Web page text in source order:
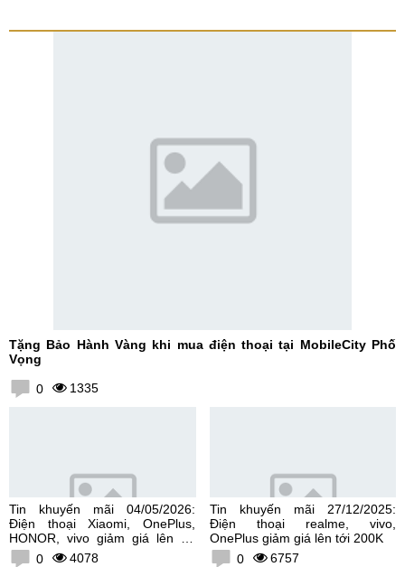
Tặng Bảo Hành Vàng khi mua điện thoại tại MobileCity Phố
Vọng
0 1335
Tin khuyến mãi 04/05/2026:
Điện thoại Xiaomi, OnePlus,
HONOR, vivo giảm giá lên tới
300K0 4078
Tin khuyến mãi 27/12/2025:
Điện thoại realme, vivo,
OnePlus giảm giá lên tới 200K
0
6757